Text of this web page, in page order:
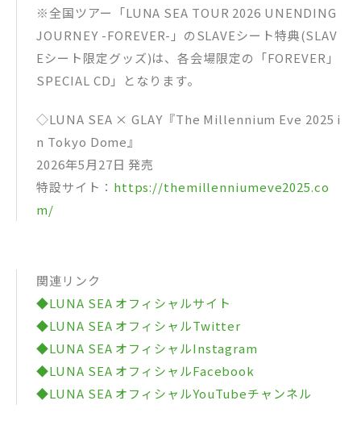
※全国ツアー「LUNA SEA TOUR 2026 UNENDING
JOURNEY -FOREVER-」のSLAVEシート特典(SLAV
Eシート限定グッズ)は、各会場限定の「FOREVER」
SPECIAL CD」となります。
◇LUNA SEA × GLAY『The Millennium Eve 2025 i
n Tokyo Dome』
2026年5月27日 発売
特設サイト： https://themillenniumeve2025.co
m/
関連リンク
◆LUNA SEA オフィシャルサイト
◆LUNA SEA オフィシャルTwitter
◆LUNA SEA オフィシャルInstagram
◆LUNA SEA オフィシャルFacebook
◆LUNA SEA オフィシャルYouTubeチャンネル